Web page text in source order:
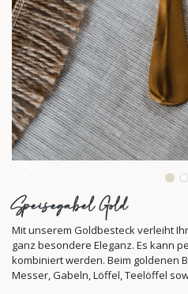
Speisegabel Gold
Mit unserem Goldbesteck verleiht
ganz besondere Eleganz. Es kann
kombiniert werden. Beim goldenen
Messer, Gabeln, Löffel, Teelöffel